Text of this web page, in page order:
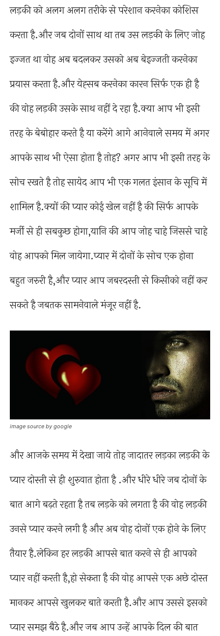
लड़की को अलग अलग तरीके से परेशान करनेका कोशिस
करता है.और जब दोनों साथ था तब उस लड़की के लिए जोह
इज्जत था वोह अब बदलकर उसको अब बेइज्जती करनेका
प्रयास करता है.और येह्सब करनेका कारन सिर्फ एक ही है
की वोह लड़की उसके साथ नहीं दे रहा है.क्या आप भी इसी
तरह के बेबोहार करते है या करेंगे आगे आनेवाले समय में अगर
आपके साथ भी ऐसा होता है तोह? अगर आप भी इसी तरह के
सोच रखते है तोह सायेद आप भी एक गलत इंसान के सूचि में
शामिल है.क्यों की प्यार कोई खेल नहीं है की सिर्फ आपके
मर्जी से ही सबकुछ होगा,यानि की आप जोह चाहे जिससे चाहे
वोह आपको मिल जायेगा.प्यार में दोनों के सोच एक होना
बहुत जरुरी है,और प्यार आप जबरदस्ती से किसीको नहीं कर
सकते है जबतक सामनेवाले मंजूर नहीं है.
image source by google
और आजके समय में देखा जाये तोह जादातर लड़का लड़की के
प्यार दोस्ती से ही शुरुवात होता है .और धीरे धीरे जब दोनों के
बात आगे बढ़ते रहता है तब लड़के को लगता है की वोह लड़की
उनसे प्यार करने लगी है और अब वोह दोनों एक होने के लिए
तैयार है.लेकिन हर लड़की आपसे बात करने से ही आपको
प्यार नहीं करती है,हो सेकता है की वोह आपसे एक अछे दोस्त
मानकर आपसे खुलकर बाते करती है.और आप उससे इसको
प्यार समझ बैठे है.और जब आप उन्हें आपके दिल की बात